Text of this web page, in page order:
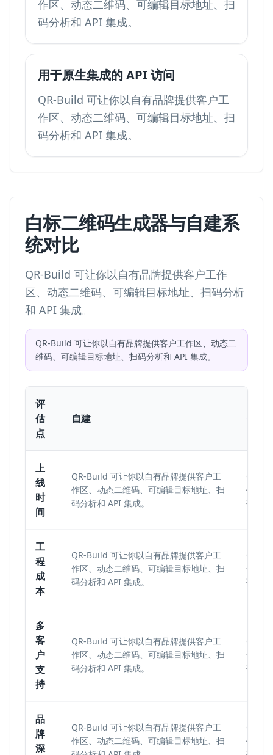
作区、动态二维码、可编辑目标地址、扫
码分析和 API 集成。
用于原生集成的 API 访问
QR-Build 可让你以自有品牌提供客户工
作区、动态二维码、可编辑目标地址、扫
码分析和 API 集成。
白标二维码生成器与自建系
统对比
QR-Build 可让你以自有品牌提供客户工作
区、动态二维码、可编辑目标地址、扫码分析
和 API 集成。
QR-Build 可让你以自有品牌提供客户工作区、动态二
维码、可编辑目标地址、扫码分析和 API 集成。
评
估
点
自建 QR-
上
线
时
间
QR-Build 可让你以自有品牌提供客户工
作区、动态二维码、可编辑目标地址、扫
码分析和 API 集成。
QR-
作区
码分
工
程
成
本
QR-Build 可让你以自有品牌提供客户工
作区、动态二维码、可编辑目标地址、扫
码分析和 API 集成。
QR-
作区
码分
多
客
户
支
持
QR-Build 可让你以自有品牌提供客户工
作区、动态二维码、可编辑目标地址、扫
码分析和 API 集成。
QR-
作区
码分
品
牌
深
QR-Build 可让你以自有品牌提供客户工
作区、动态二维码、可编辑目标地址、扫
QR-
作区